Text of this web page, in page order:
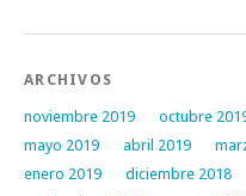
ARCHIVOS
noviembre 2019 octubre
mayo 2019
abril 2019
enero 2019
diciembre 2018